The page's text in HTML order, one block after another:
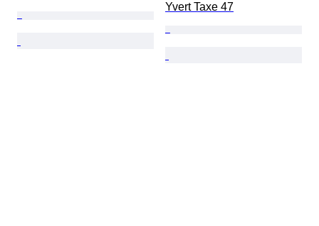
Yvert Taxe 47